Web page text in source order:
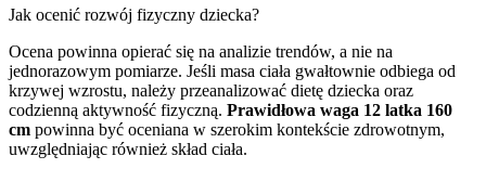
Jak ocenić rozwój fizyczny dziecka?
Ocena powinna opierać się na analizie trendów, a nie na
jednorazowym pomiarze. Jeśli masa ciała gwałtownie odbiega od
krzywej wzrostu, należy przeanalizować dietę dziecka oraz
codzienną aktywność fizyczną. Prawidłowa waga 12 latka 160
cm powinna być oceniana w szerokim kontekście zdrowotnym,
uwzględniając również skład ciała.